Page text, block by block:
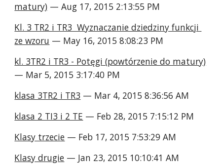
matury) — Aug 17, 2015 2:13:55 PM
Kl. 3 TR2 i TR3  Wyznaczanie dziedziny funkcji
ze wzoru — May 16, 2015 8:08:23 PM
kl. 3TR2 i TR3 - Potęgi (powtórzenie do matury)
— Mar 5, 2015 3:17:40 PM
klasa 3TR2 i TR3 — Mar 4, 2015 8:36:56 AM
klasa 2 TI3 i 2 TE — Feb 28, 2015 7:15:12 PM
Klasy trzecie — Feb 17, 2015 7:53:29 AM
Klasy drugie — Jan 23, 2015 10:10:41 AM